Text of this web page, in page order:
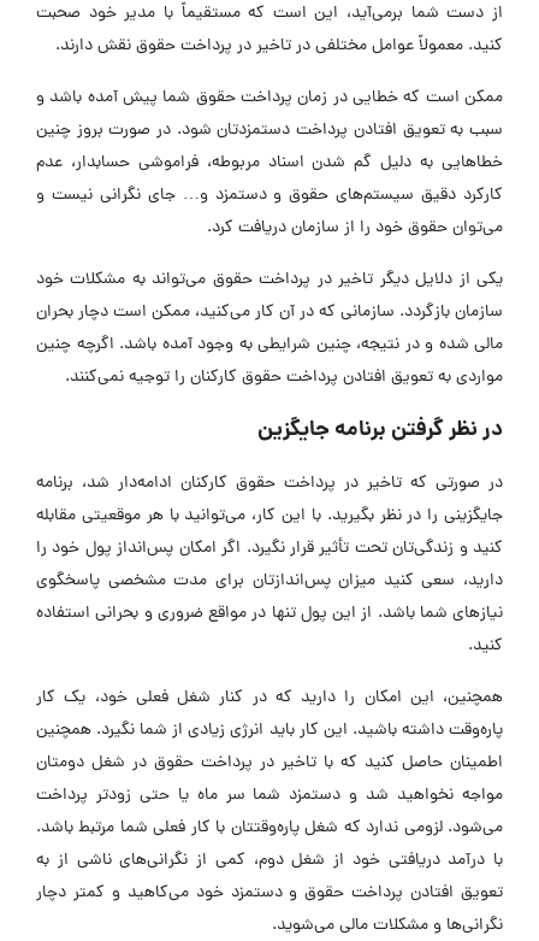
از دست شما برمی‌آید، این است که مستقیماً با مدیر خود صحبت
کنید. معمولاً عوامل مختلفی در تاخیر در پرداخت حقوق نقش دارند.
ممکن است که خطایی در زمان پرداخت حقوق شما پیش آمده باشد و
سبب به تعویق افتادن پرداخت دستمزدتان شود. در صورت بروز چنین
خطا‌هایی به دلیل گم شدن اسناد مربوطه، فراموشی حسابدار، عدم
کارکرد دقیق سیستم‌های حقوق و دستمزد و… جای نگرانی نیست و
می‌توان حقوق خود را از سازمان دریافت کرد.
یکی از دلایل دیگر تاخیر در پرداخت حقوق می‌تواند به مشکلات خود
سازمان بازگردد. سازمانی که در آن کار می‌کنید، ممکن است دچار بحران
مالی شده و در نتیجه، چنین شرایطی به وجود آمده باشد. اگرچه چنین
مواردی به تعویق افتادن پرداخت حقوق کارکنان را توجیه نمی‌کنند.
در نظر گرفتن برنامه جایگزین
در صورتی که تاخیر در پرداخت حقوق کارکنان ادامه‌دار شد، برنامه
جایگزینی را در نظر بگیرید. با این کار، می‌توانید با هر موقعیتی مقابله
کنید و زندگی‌تان تحت تأثیر قرار نگیرد. اگر امکان پس‌انداز پول خود را
دارید، سعی کنید میزان پس‌اندازتان برای مدت مشخصی پاسخگوی
نیاز‌های شما باشد. از این پول تنها در مواقع ضروری و بحرانی استفاده
کنید.
همچنین، این امکان را دارید که در کنار شغل فعلی خود، یک کار
پاره‌وقت داشته باشید. این کار باید انرژی زیادی از شما نگیرد. همچنین
اطمینان حاصل کنید که با تاخیر در پرداخت حقوق در شغل دومتان
مواجه نخواهید شد و دستمزد شما سر ماه یا حتی زودتر پرداخت
می‌شود. لزومی ندارد که شغل پاره‌وقتتان با کار فعلی شما مرتبط باشد.
با درآمد دریافتی خود از شغل دوم، کمی از نگرانی‌های ناشی از به
تعویق افتادن پرداخت حقوق و دستمزد خود می‌کاهید و کمتر دچار
نگرانی‌ها و مشکلات مالی می‌شوید.